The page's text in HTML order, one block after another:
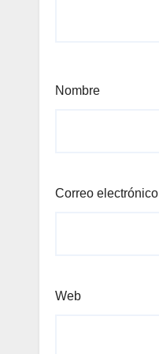
Nombre
Correo electrónico
Web